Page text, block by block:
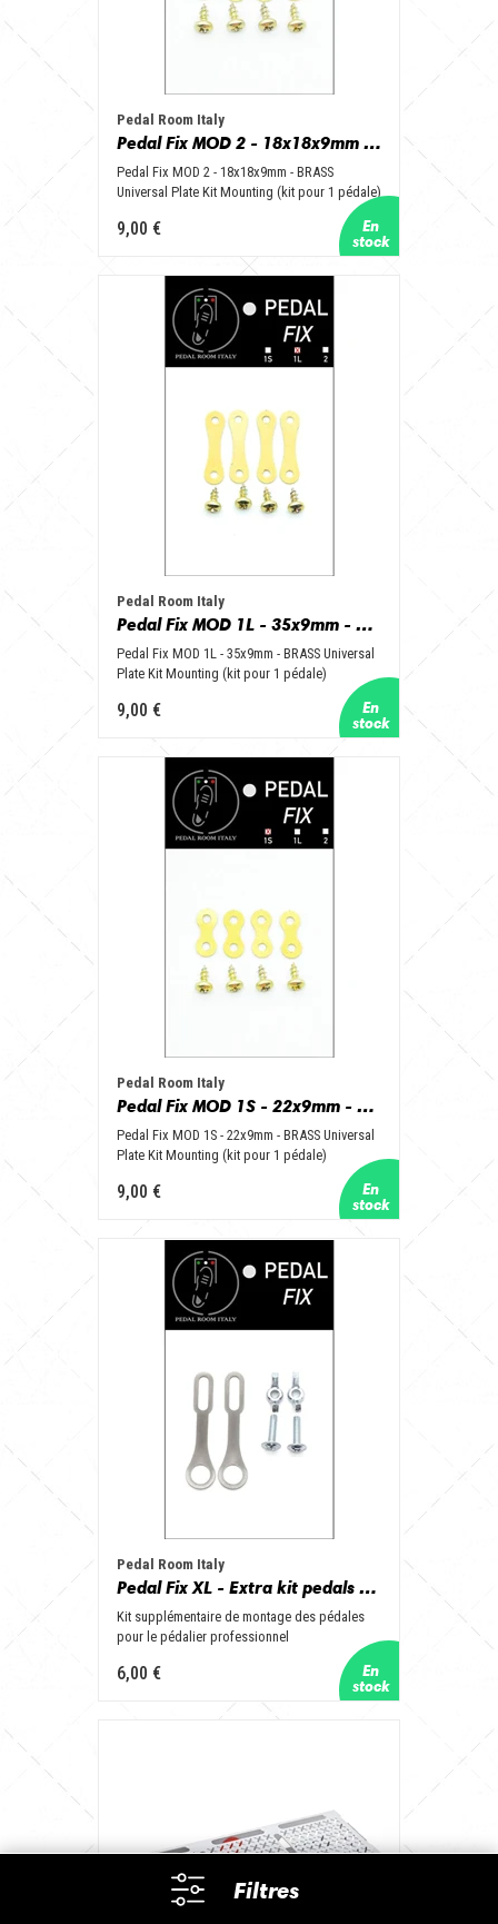
Filtres
Pedal Room Italy
Pedal Fix MOD 2 - 18x18x9mm - BRASS Universal Plate Kit Mounting (kit for 1 pedal)
Pedal Fix MOD 2 - 18x18x9mm - BRASS
Universal Plate Kit Mounting (kit pour 1 pédale)
9,00 €
Pedal Room Italy
Pedal Fix MOD 1L - 35x9mm - BRASS Universal Plate Kit Mounting (kit for 1 pedal)
Pedal Fix MOD 1L - 35x9mm - BRASS Universal
Plate Kit Mounting (kit pour 1 pédale)
9,00 €
Pedal Room Italy
Pedal Fix MOD 1S - 22x9mm - BRASS Universal Plate Kit Mounting (kit for 1 pedal)
Pedal Fix MOD 1S - 22x9mm - BRASS Universal
Plate Kit Mounting (kit pour 1 pédale)
9,00 €
Pedal Room Italy
Pedal Fix XL - Extra kit pedals mounting for Professional Pedalboard
Kit supplémentaire de montage des pédales
pour le pédalier professionnel
6,00 €